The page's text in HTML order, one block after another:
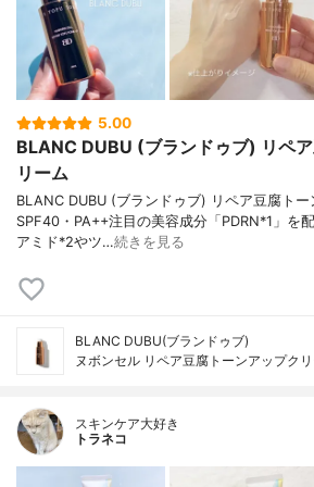
5.00
BLANC DUBU (ブランドゥブ) リペ
リーム
BLANC DUBU (ブランドゥブ) リペア豆腐トー
SPF40・PA++注目の美容成分「PDRN*1」を
アミド*2やツ…続きを見る
BLANC DUBU(ブランドゥブ)
ヌボンセル リペア豆腐トーンアップク
スキンケア大好き
トラネコ